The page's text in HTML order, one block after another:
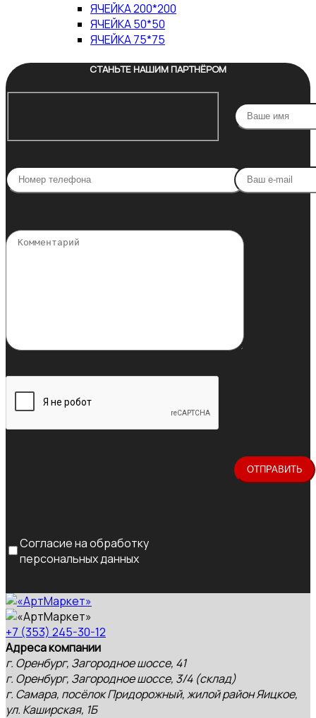
ЯЧЕЙКА 200*200
ЯЧЕЙКА 50*50
ЯЧЕЙКА 75*75
СТАНЬТЕ НАШИМ ПАРТНЁРОМ
Согласие на обработку
персональных данных
+7 (353) 245-30-12
Адреса компании
г. Оренбург, Загородное шоссе, 41
г. Оренбург, Загородное шоссе, 3/4 (склад)
г. Самара, посёлок Придорожный, жилой район Яицкое,
ул. Каширская, 1Б